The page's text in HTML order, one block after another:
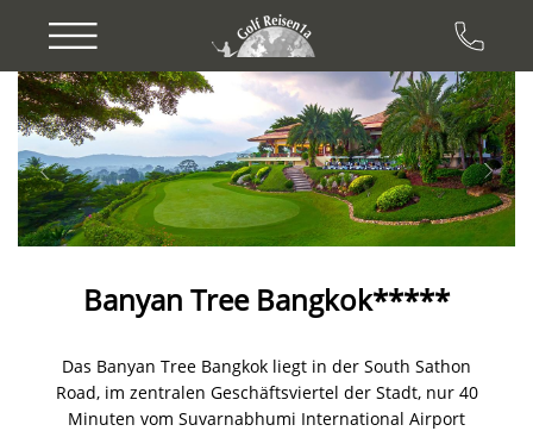
Previous Next
Banyan Tree Bangkok*****
Das Banyan Tree Bangkok liegt in der South Sathon
Road, im zentralen Geschäftsviertel der Stadt, nur 40
Minuten vom Suvarnabhumi International Airport